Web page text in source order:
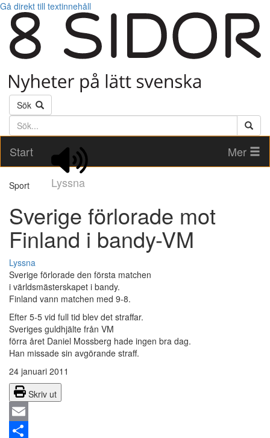
Gå direkt till textinnehåll
Sök
Söktext
Start
Lyssna
Mer
Sport
Sverige förlorade mot
Finland i bandy-VM
Lyssna
Sverige förlorade den första matchen
i världsmästerskapet i bandy.
Finland vann matchen med 9-8.
Efter 5-5 vid full tid blev det straffar.
Sveriges guldhjälte från VM
förra året Daniel Mossberg hade ingen bra dag.
Han missade sin avgörande straff.
24 januari 2011
Skriv ut
Email